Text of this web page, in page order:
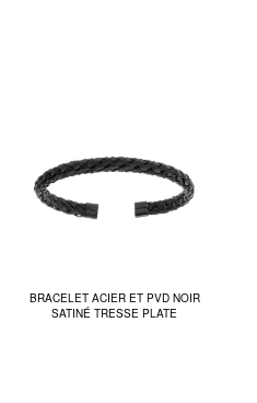
BRACELET ACIER ET PVD NOIR
SATINÉ TRESSE PLATE